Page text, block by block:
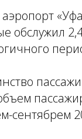
обслужил
сентябрем